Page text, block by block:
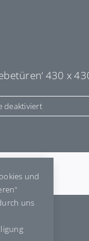
430 x
deaktiviertfür
E430210
und
uns